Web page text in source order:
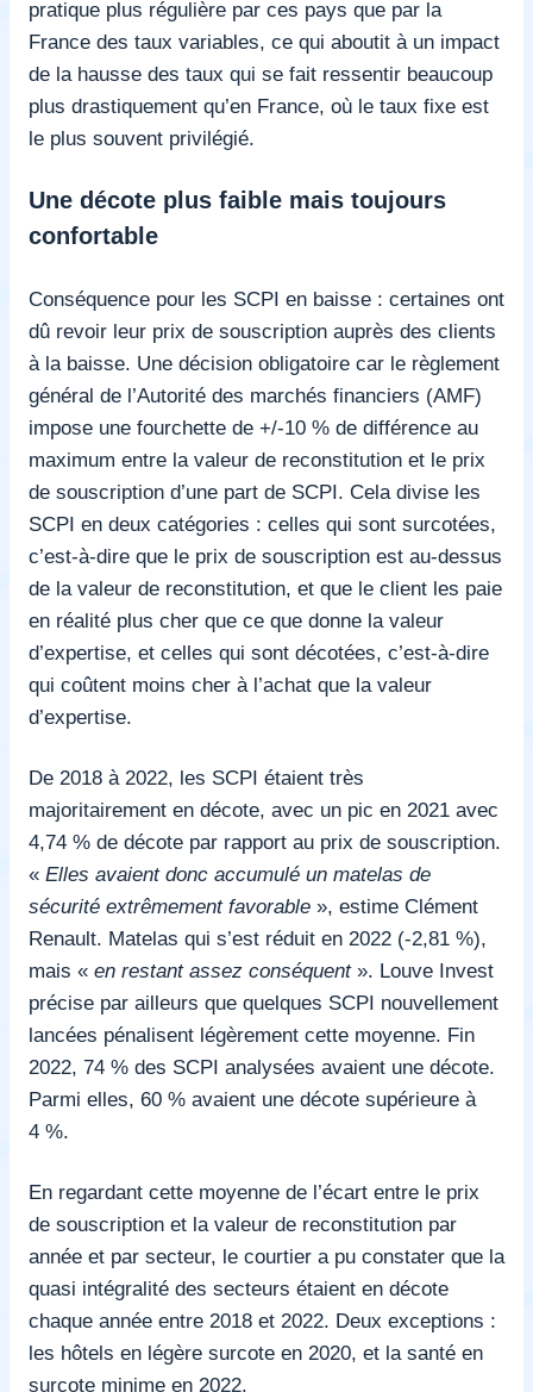
pratique plus régulière par ces pays que par la
France des taux variables, ce qui aboutit à un impact
de la hausse des taux qui se fait ressentir beaucoup
plus drastiquement qu’en France, où le taux fixe est
le plus souvent privilégié.
Une décote plus faible mais toujours
confortable
Conséquence pour les SCPI en baisse : certaines ont
dû revoir leur prix de souscription auprès des clients
à la baisse. Une décision obligatoire car le règlement
général de l’Autorité des marchés financiers (AMF)
impose une fourchette de +/-10 % de différence au
maximum entre la valeur de reconstitution et le prix
de souscription d’une part de SCPI. Cela divise les
SCPI en deux catégories : celles qui sont surcotées,
c’est-à-dire que le prix de souscription est au-dessus
de la valeur de reconstitution, et que le client les paie
en réalité plus cher que ce que donne la valeur
d’expertise, et celles qui sont décotées, c’est-à-dire
qui coûtent moins cher à l’achat que la valeur
d’expertise.
De 2018 à 2022, les SCPI étaient très
majoritairement en décote, avec un pic en 2021 avec
4,74 % de décote par rapport au prix de souscription.
« Elles avaient donc accumulé un matelas de
sécurité extrêmement favorable », estime Clément
Renault. Matelas qui s’est réduit en 2022 (-2,81 %),
mais « en restant assez conséquent». Louve Invest
précise par ailleurs que quelques SCPI nouvellement
lancées pénalisent légèrement cette moyenne. Fin
2022, 74 % des SCPI analysées avaient une décote.
Parmi elles, 60 % avaient une décote supérieure à
4 %.
En regardant cette moyenne de l’écart entre le prix
de souscription et la valeur de reconstitution par
année et par secteur, le courtier a pu constater que la
quasi intégralité des secteurs étaient en décote
chaque année entre 2018 et 2022. Deux exceptions :
les hôtels en légère surcote en 2020, et la santé en
surcote minime en 2022.